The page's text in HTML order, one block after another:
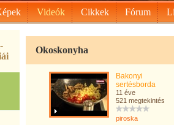
Videók Cikkek Fórum
Okoskonyha
Bakonyi
sertésborda
11 éve
521 megtekintés
piroska